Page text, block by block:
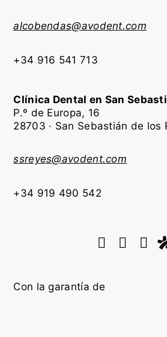
alcobendas@avodent.com
+34 916 541 713
Clínica Dental en San
P.º de Europa, 16
28703 · San Sebastián de los
ssreyes@avodent.com
+34 919 490 542
Con la garantía de